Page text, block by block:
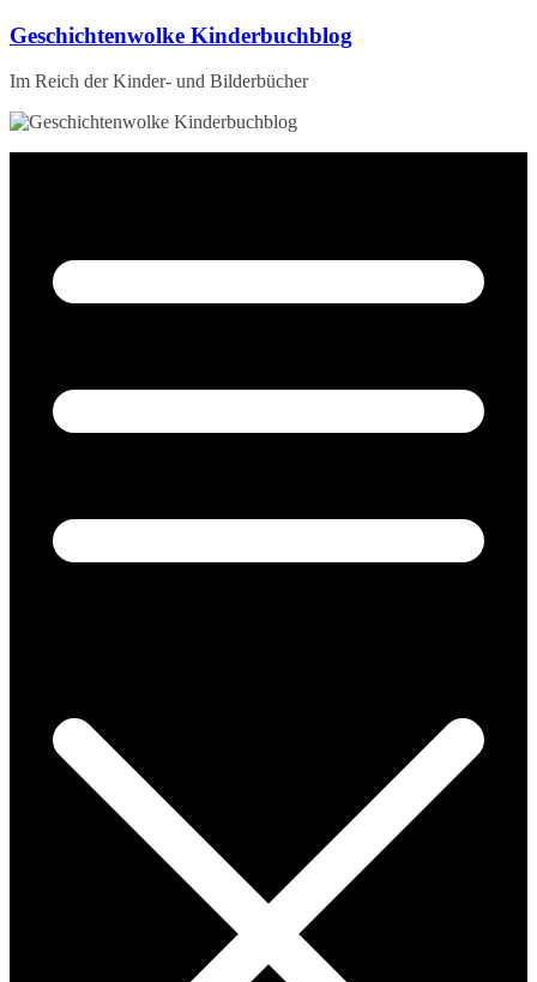
Zum
springen
Geschichtenwolke Kinderbuchblog
Im Reich der Kinder- und Bilderbücher